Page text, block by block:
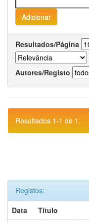
Resultados/Página
Autores/Registo
Resultados 1-1 de 1.
Registos:
Data
Título